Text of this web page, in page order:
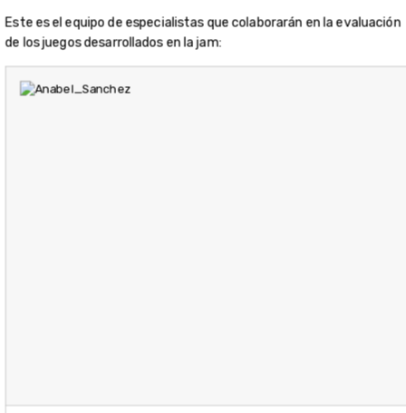
Este es el equipo de especialistas que colaborarán en la evaluación
de los juegos desarrollados en la jam: